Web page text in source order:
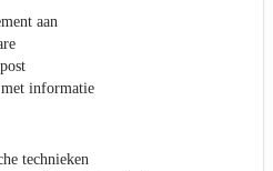
aan
informatie
technieken